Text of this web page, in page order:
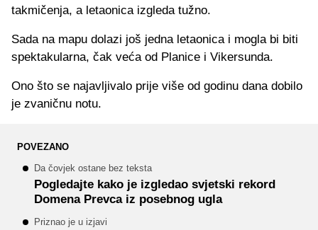
takmičenja, a letaonica izgleda tužno.
Sada na mapu dolazi još jedna letaonica i mogla bi biti
spektakularna, čak veća od Planice i Vikersunda.
Ono što se najavljivalo prije više od godinu dana dobilo
je zvaničnu notu.
POVEZANO
Da čovjek ostane bez teksta
Pogledajte kako je izgledao svjetski rekord
Domena Prevca iz posebnog ugla
Priznao je u izjavi